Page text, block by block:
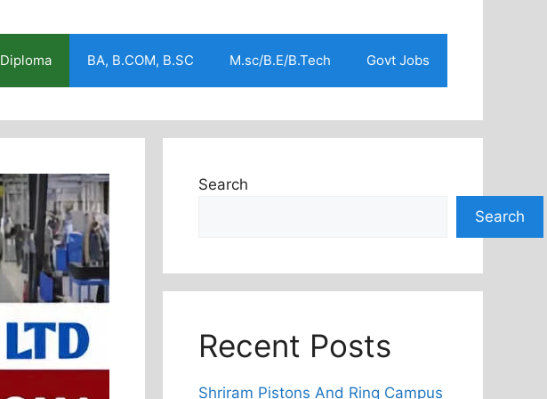
Diploma BA, B.COM, B.SC M.sc/B.E/B.Tech Govt Jobs
Search
Search
Recent Posts
Shriram Pistons And Ring Campus